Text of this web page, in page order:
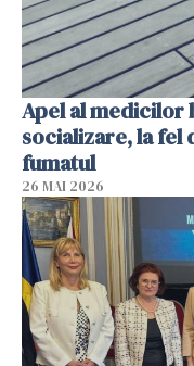
Apel al medicilor
socializare, la fel
fumatul
26 MAI 2026